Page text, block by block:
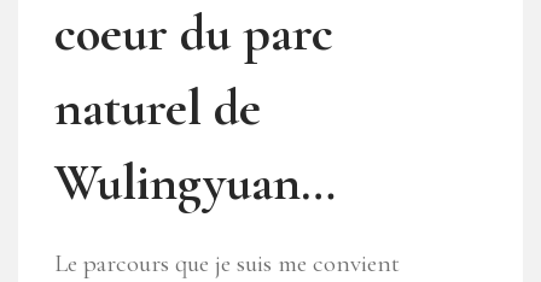
coeur du parc
naturel de
Wulingyuan…
Le parcours que je suis me convient